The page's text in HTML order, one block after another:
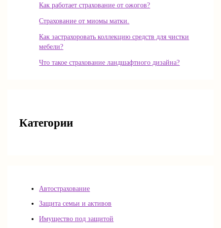
Как работает страхование от ожогов?
Страхование от миомы матки.
Как застрахоровать коллекцию средств для чистки
мебели?
Что такое страхование ландшафтного дизайна?
Категории
Автострахование
Защита семьи и активов
Имущество под защитой